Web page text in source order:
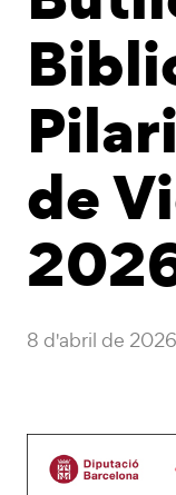
de
8 d'abril de 2026